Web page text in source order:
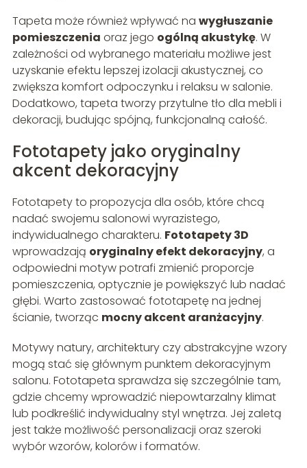
Tapeta może również wpływać na wygłuszanie
pomieszczenia oraz jego ogólną akustykę. W
zależności od wybranego materiału możliwe jest
uzyskanie efektu lepszej izolacji akustycznej, co
zwiększa komfort odpoczynku i relaksu w salonie.
Dodatkowo, tapeta tworzy przytulne tło dla mebli i
dekoracji, budując spójną, funkcjonalną całość.
Fototapety jako oryginalny
akcent dekoracyjny
Fototapety to propozycja dla osób, które chcą
nadać swojemu salonowi wyrazistego,
indywidualnego charakteru. Fototapety 3D
wprowadzają oryginalny efekt dekoracyjny, a
odpowiedni motyw potrafi zmienić proporcje
pomieszczenia, optycznie je powiększyć lub nadać
głębi. Warto zastosować fototapetę na jednej
ścianie, tworząc mocny akcent aranżacyjny.
Motywy natury, architektury czy abstrakcyjne wzory
mogą stać się głównym punktem dekoracyjnym
salonu. Fototapeta sprawdza się szczególnie tam,
gdzie chcemy wprowadzić niepowtarzalny klimat
lub podkreślić indywidualny styl wnętrza. Jej zaletą
jest także możliwość personalizacji oraz szeroki
wybór wzorów, kolorów i formatów.